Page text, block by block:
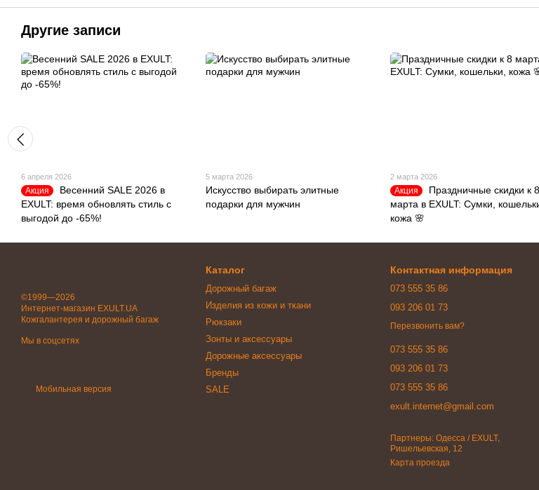
Другие записи
6 апреля 2026
Акция
Весенний SALE 2026 в
EXULT: время обновлять стиль с
выгодой до -65%!
5 марта 2026
Искусство выбирать элитные
подарки для мужчин
2 марта 2026
Акция
Праздничные скидки к 8
марта в EXULT: Сумки,
кожа 🌸
©1999—2026
Интернет-магазин EXULT.UA
Кожгалантерея и дорожный багаж
Мы в соцсетях
Мобильная версия
Каталог
Дорожный багаж
Изделия из кожи и ткани
Рюкзаки
Зонты и аксессуары
Дорожные аксессуары
Бренды
SALE
Контактная информация
073 555 35 86
093 206 01 73
Перезвонить вам?
073 555 35 86
093 206 01 73
073 555 35 86
exult.internet@gmail.com
Партнеры: Одесса / EXULT,
Ришельевская, 12
Карта проезда